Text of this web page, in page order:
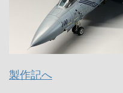
製作記へ